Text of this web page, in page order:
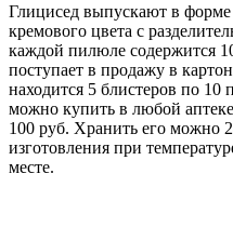
Глицисед выпускают в форме
кремового цвета с
каждой пилюле содержится
поступает в продажу в
находится 5 блистеров по
можно купить в любой
100 руб. Хранить его можно
изготовления при
месте.